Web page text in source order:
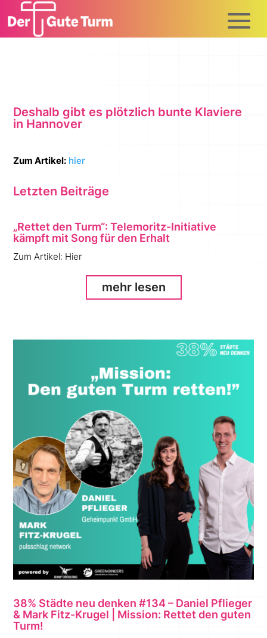
Deshalb gibt es plötzlich bunte Klaviere
in Hannover
Zum Artikel: hier
Letzten Beiträge
„Rettet den Turm“: Telemoritz-Initiative
kämpft mit Song für den Erhalt
Zum Artikel: Hier
mehr lesen
38% Städte neu denken #134 – Daniel Pflieger
& Mark Fitz-Krugel | Mission: Rettet den guten
Turm!